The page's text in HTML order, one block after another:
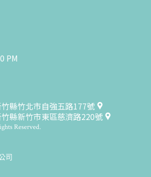
PM
縣竹北市自強五路177號
縣新竹市東區慈濟路220號
Reserved.
司